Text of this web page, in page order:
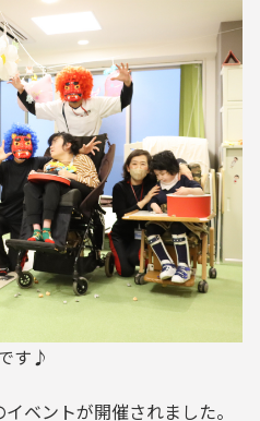
す♪
ベントが開催されました。